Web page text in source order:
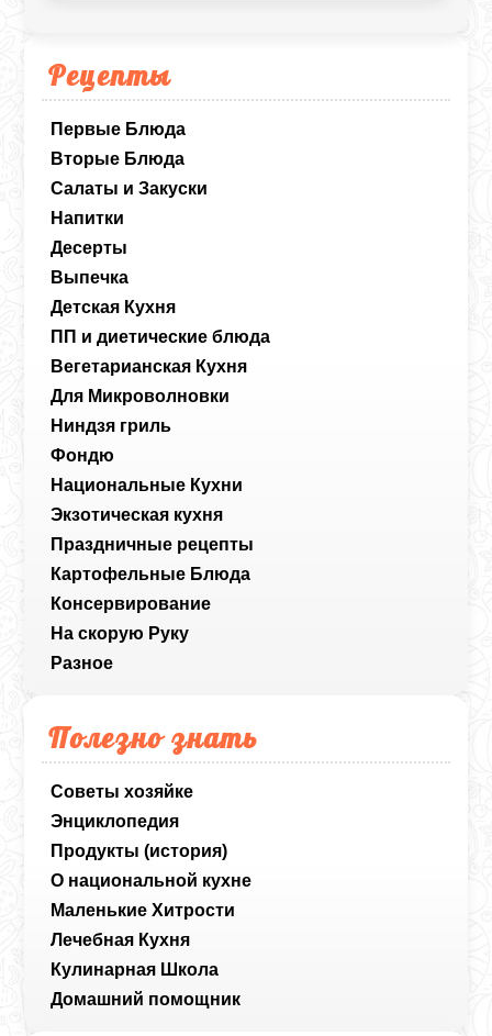
Рецепты
Первые Блюда
Вторые Блюда
Салаты и Закуски
Напитки
Десерты
Выпечка
Детская Кухня
ПП и диетические блюда
Вегетарианская Кухня
Для Микроволновки
Ниндзя гриль
Фондю
Национальные Кухни
Экзотическая кухня
Праздничные рецепты
Картофельные Блюда
Консервирование
На скорую Руку
Разное
Полезно знать
Советы хозяйке
Энциклопедия
Продукты (история)
О национальной кухне
Маленькие Хитрости
Лечебная Кухня
Кулинарная Школа
Домашний помощник